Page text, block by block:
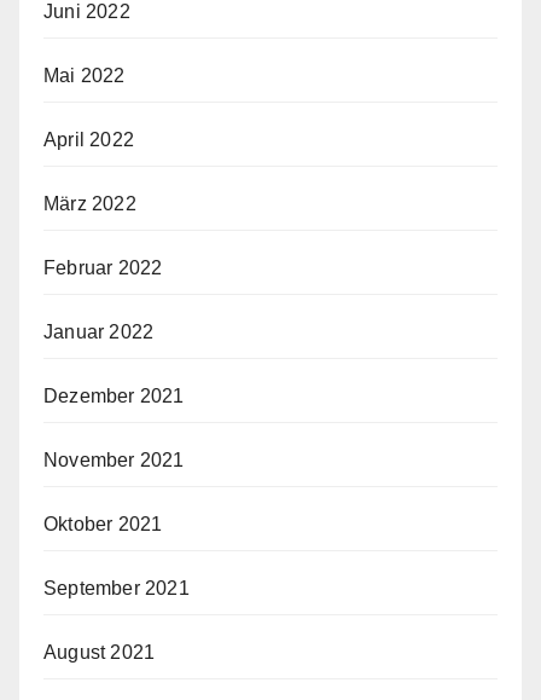
Juni 2022
Mai 2022
April 2022
März 2022
Februar 2022
Januar 2022
Dezember 2021
November 2021
Oktober 2021
September 2021
August 2021